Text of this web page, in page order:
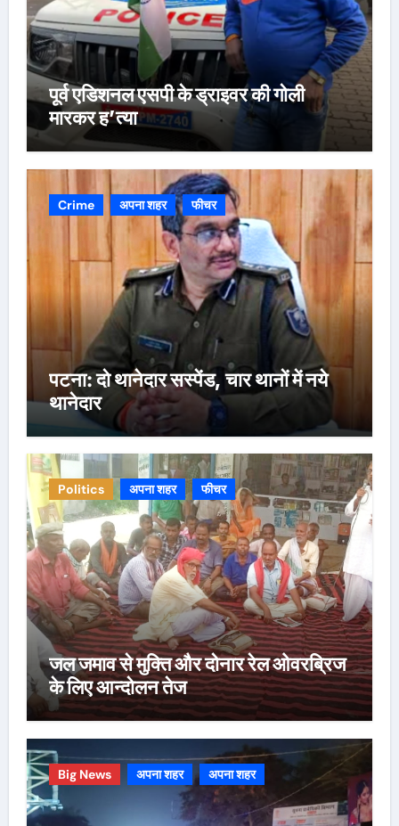
पूर्व एडिशनल एसपी के ड्राइवर की गोली
मारकर ह’त्या
Crime अपना शहर फीचर
पटना: दो थानेदार सस्पेंड, चार थानों में नये
थानेदार
Politics अपना शहर फीचर
जल जमाव से मुक्ति और दोनार रेल ओवरब्रिज
के लिए आन्दोलन तेज
Big News अपना शहर अपना शहर